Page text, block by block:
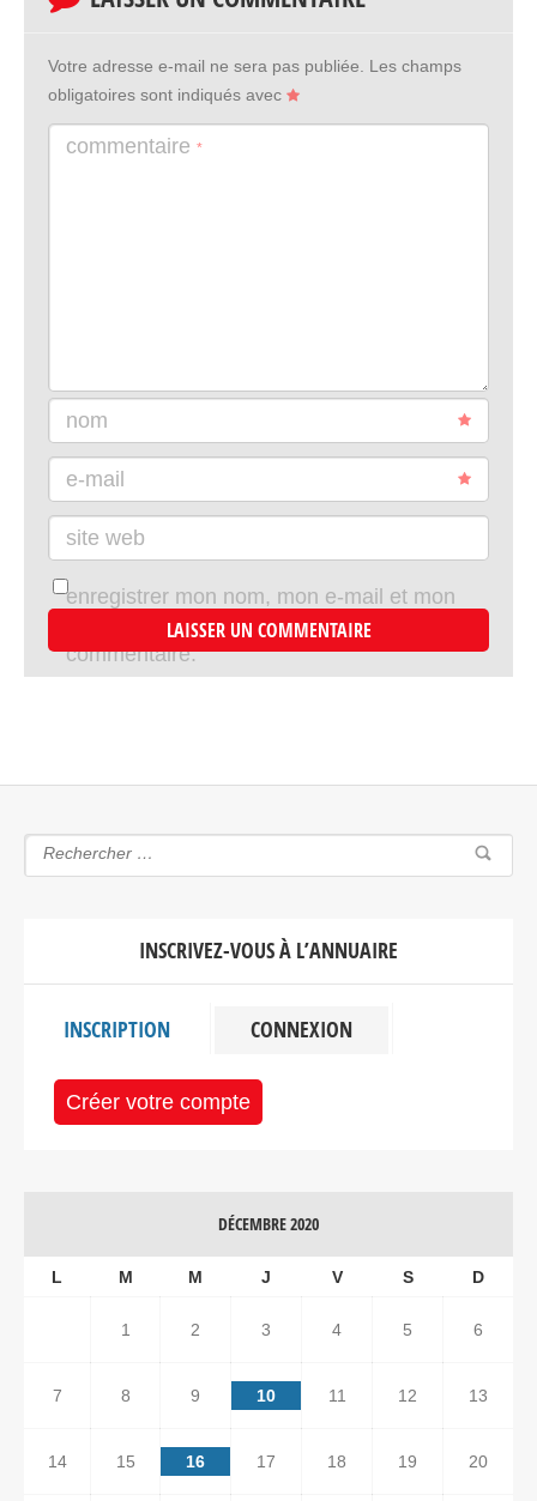
Votre adresse e-mail ne sera pas publiée.
Les champs
obligatoires sont indiqués avec
commentaire *
nom
e-mail
site web
enregistrer mon nom, mon e-mail et mon
site dans le navigateur pour mon prochain
commentaire.
INSCRIVEZ-VOUS À L’ANNUAIRE
INSCRIPTION CONNEXION
Créer votre compte
DÉCEMBRE 2020
L M M J V S D
1 2 3 4 5 6
7 8 9 10 11 12 13
14 15 16 17 18 19 20